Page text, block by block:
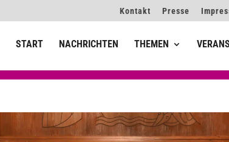
Kontakt Presse
START NACHRICHTEN THEMEN